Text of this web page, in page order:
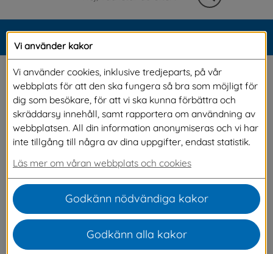
Meny
Byalag &
samhällsföreningar
På denna sida hittar du information om våra
byalag och samhällsföreningar samt hur
med dessa.
Engagera dig i platsen där du
bor
Vi använder kakor
Vi använder cookies, inklusive tredjeparts, på vår
webbplats för att den ska fungera så bra som möjligt för
dig som besökare, för att vi ska kunna förbättra och
skräddarsy innehåll, samt rapportera om användning av
webbplatsen. All din information anonymiseras och vi har
inte tillgång till några av dina uppgifter, endast statistik.
Läs mer om våran webbplats och cookies
Godkänn nödvändiga kakor
Godkänn alla kakor